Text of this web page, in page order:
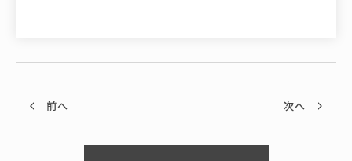
前へ 次へ